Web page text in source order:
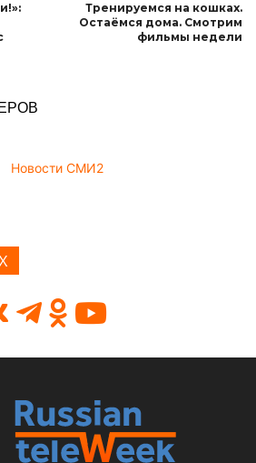
Тренируемся на кошках.
Остаёмся дома. Смотрим
фильмы недели
Новости СМИ2